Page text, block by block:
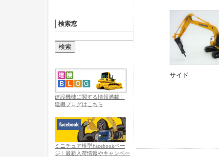
検索窓
建設機械に関する情報満載！
建機ブログはこちら
ミニチュア模型Facebookペー
ジ！最新入荷情報やキャンペー
サイド